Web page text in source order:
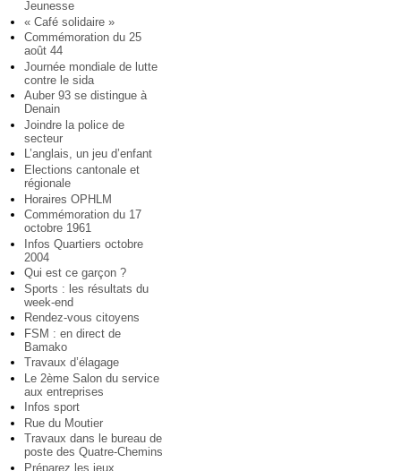
Jeunesse
« Café solidaire »
Commémoration du 25
août 44
Journée mondiale de lutte
contre le sida
Auber 93 se distingue à
Denain
Joindre la police de
secteur
L’anglais, un jeu d’enfant
Elections cantonale et
régionale
Horaires OPHLM
Commémoration du 17
octobre 1961
Infos Quartiers octobre
2004
Qui est ce garçon ?
Sports : les résultats du
week-end
Rendez-vous citoyens
FSM : en direct de
Bamako
Travaux d’élagage
Le 2ème Salon du service
aux entreprises
Infos sport
Rue du Moutier
Travaux dans le bureau de
poste des Quatre-Chemins
Préparez les jeux